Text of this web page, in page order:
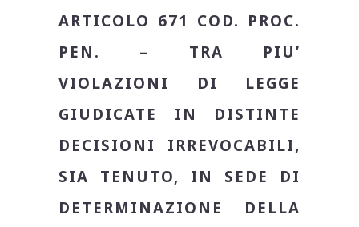
ARTICOLO 671 COD. PROC.
PEN. – TRA PIU’
VIOLAZIONI DI LEGGE
GIUDICATE IN DISTINTE
DECISIONI IRREVOCABILI,
SIA TENUTO, IN SEDE DI
DETERMINAZIONE DELLA